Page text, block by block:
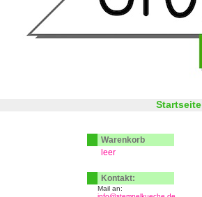
Startseite
Warenkorb
leer
Kontakt:
Mail an: